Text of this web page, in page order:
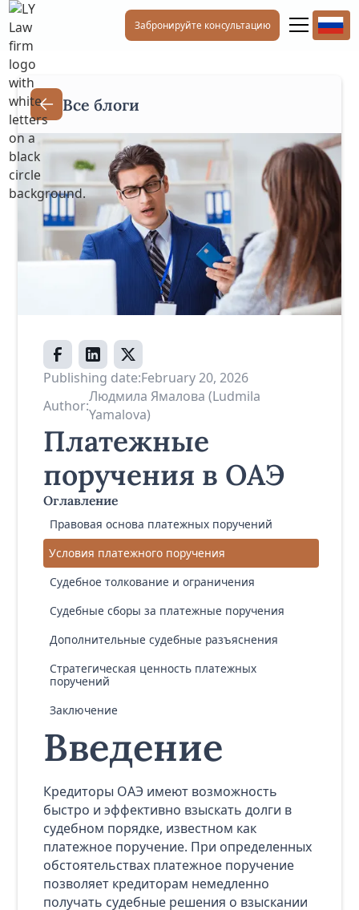
Забронируйте консультацию
Все блоги
Publishing date:February 20, 2026
Author:
Людмила Ямалова (Ludmila
Yamalova)
Платежные
поручения в ОАЭ
Оглавление
Правовая основа платежных поручений
Условия платежного поручения
Судебное толкование и ограничения
Судебные сборы за платежные поручения
Дополнительные судебные разъяснения
Стратегическая ценность платежных
поручений
Заключение
Введение
Кредиторы ОАЭ имеют возможность
быстро и эффективно взыскать долги в
судебном порядке, известном как
платежное поручение. При определенных
обстоятельствах платежное поручение
позволяет кредиторам немедленно
получать судебные решения о взыскании